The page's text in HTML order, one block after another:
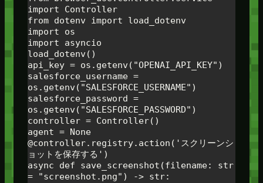
import Controller
from dotenv import load_dotenv
import os
import asyncio
load_dotenv()
api_key = os.getenv("OPENAI_API_KEY")
salesforce_username =
os.getenv("SALESFORCE_USERNAME")
salesforce_password =
os.getenv("SALESFORCE_PASSWORD")
controller = Controller()
agent = None
@controller.registry.action('スクリーンシ
ョットを保存する')
async def save_screenshot(filename: str
= "screenshot.png") -> str: